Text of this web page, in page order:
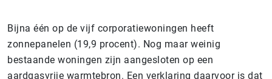
Bijna één op de vijf corporatiewoningen heeft
zonnepanelen (19,9 procent). Nog maar weinig
bestaande woningen zijn aangesloten op een
aardgasvrije warmtebron. Een verklaring daarvoor is dat